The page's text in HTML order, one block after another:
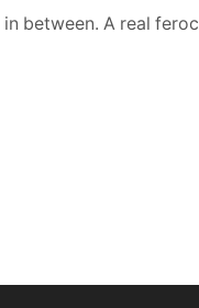
between. A real